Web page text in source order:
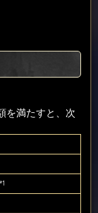
を満たすと、次